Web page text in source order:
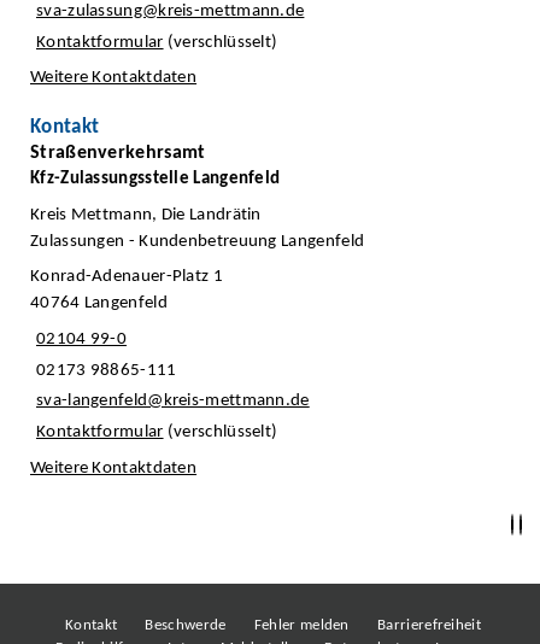
sva-zulassung@kreis-mettmann.de
Kontaktformular (verschlüsselt)
Weitere Kontaktdaten
Kontakt
Straßenverkehrsamt
Kfz-Zulassungsstelle Langenfeld
Kreis Mettmann, Die Landrätin
Zulassungen - Kundenbetreuung Langenfeld
Konrad-Adenauer-Platz 1
40764 Langenfeld
02104 99-0
02173 98865-111
sva-langenfeld@kreis-mettmann.de
Kontaktformular (verschlüsselt)
Weitere Kontaktdaten
Kontakt Beschwerde Fehler melden
Barrierefreiheit